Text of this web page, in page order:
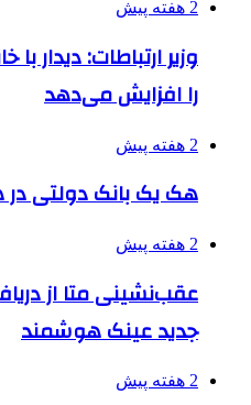
2 هفته پیش
وزیر ارتباطات: دیدار
را افزایش می‌دهد
2 هفته پیش
هک یک بانک دولتی در
2 هفته پیش
عقب‌نشینی متا از
جدید عینک هوشمند
2 هفته پیش